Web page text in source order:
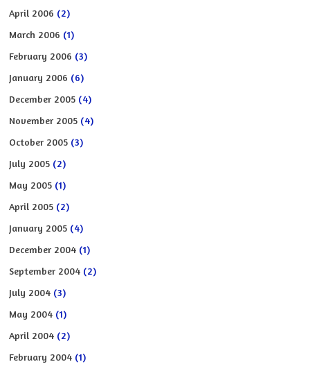
April 2006 (2)
March 2006 (1)
February 2006 (3)
January 2006 (6)
December 2005 (4)
November 2005 (4)
October 2005 (3)
July 2005 (2)
May 2005 (1)
April 2005 (2)
January 2005 (4)
December 2004 (1)
September 2004 (2)
July 2004 (3)
May 2004 (1)
April 2004 (2)
February 2004 (1)